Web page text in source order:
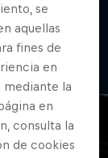
está la
se
aquellas
fines de
en
mediante la
en
consulta la
de cookies